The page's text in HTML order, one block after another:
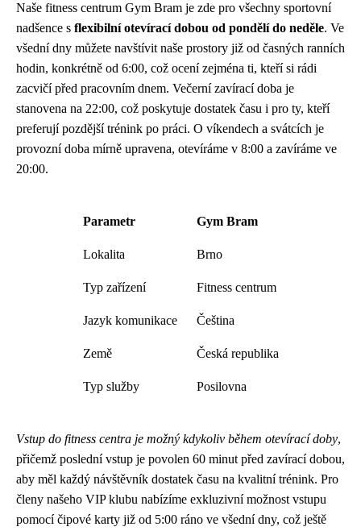
Naše fitness centrum Gym Bram je zde pro všechny sportovní
nadšence s flexibilní otevírací dobou od pondělí do neděle. Ve
všední dny můžete navštívit naše prostory již od časných ranních
hodin, konkrétně od 6:00, což ocení zejména ti, kteří si rádi
zacvičí před pracovním dnem. Večerní zavírací doba je
stanovena na 22:00, což poskytuje dostatek času i pro ty, kteří
preferují pozdější trénink po práci. O víkendech a svátcích je
provozní doba mírně upravena, otevíráme v 8:00 a zavíráme ve
20:00.
Parametr Gym Bram
Lokalita Brno
Typ zařízení Fitness centrum
Jazyk komunikace Čeština
Země Česká republika
Typ služby Posilovna
Vstup do fitness centra je možný kdykoliv během otevírací doby,
přičemž poslední vstup je povolen 60 minut před zavírací dobou,
aby měl každý návštěvník dostatek času na kvalitní trénink. Pro
členy našeho VIP klubu nabízíme exkluzivní možnost vstupu
pomocí čipové karty již od 5:00 ráno ve všední dny, což ještě